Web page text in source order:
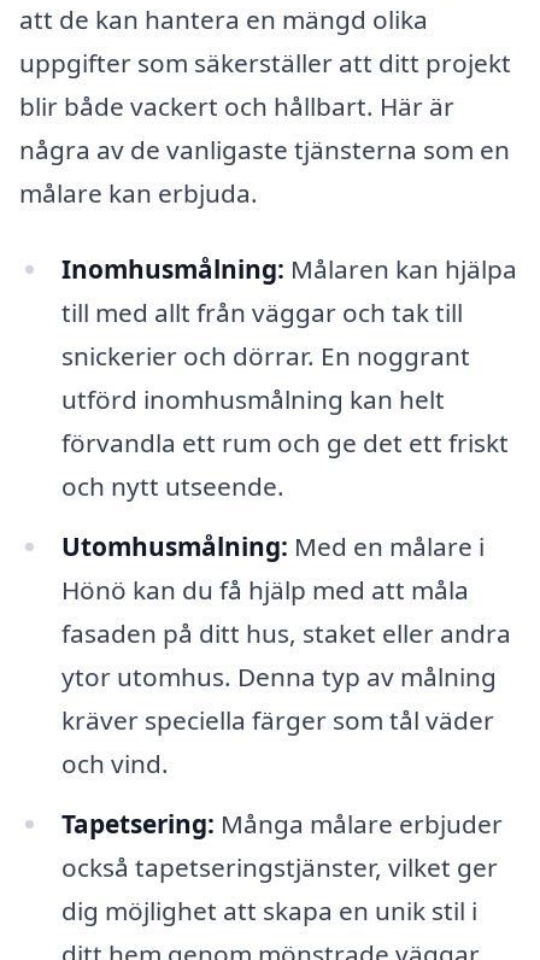
att de kan hantera en mängd olika
uppgifter som säkerställer att ditt projekt
blir både vackert och hållbart. Här är
några av de vanligaste tjänsterna som en
målare kan erbjuda.
Inomhusmålning: Målaren kan hjälpa
till med allt från väggar och tak till
snickerier och dörrar. En noggrant
utförd inomhusmålning kan helt
förvandla ett rum och ge det ett friskt
och nytt utseende.
Utomhusmålning: Med en målare i
Hönö kan du få hjälp med att måla
fasaden på ditt hus, staket eller andra
ytor utomhus. Denna typ av målning
kräver speciella färger som tål väder
och vind.
Tapetsering: Många målare erbjuder
också tapetseringstjänster, vilket ger
dig möjlighet att skapa en unik stil i